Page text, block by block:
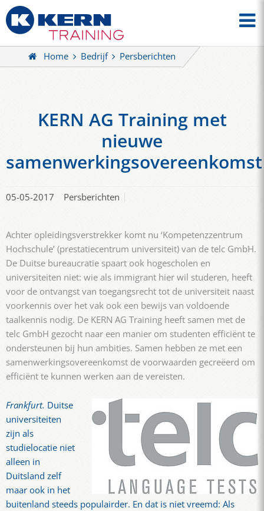
Home Bedrijf Persberichten
KERN AG Training met
nieuwe
samenwerkingsovereenkomst
05-05-2017 Persberichten
Achter opleidingsverstrekker komt nu ‘Kompetenzzentrum
Hochschule’ (prestatiecentrum universiteit) van de telc GmbH.
De Duitse bureaucratie spaart ook hogescholen en
universiteiten niet: wie als immigrant hier wil studeren, heeft
voor de ontvangst van toegangsrecht tot de universiteit naast
voorkennis over het vak ook een bewijs van voldoende
taalkennis nodig. De KERN AG Training heeft samen met de
telc GmbH gezocht naar een manier om studenten efficiënt te
ondersteunen bij hun ambities. Samen hebben ze met een
samenwerkingsovereenkomst de voorwaarden gecreëerd om
efficiënt te kunnen werken aan de vereisten.
Frankfurt. Duitse
universiteiten
zijn als
studielocatie niet
alleen in
Duitsland zelf
maar ook in het
buitenland steeds populairder. En dat is niet vreemd: Als